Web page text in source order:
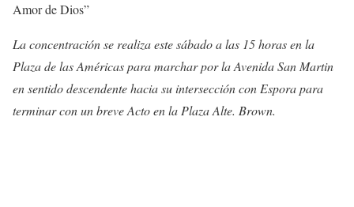
Amor de Dios”
La concentración se realiza este sábado a las 15 horas en la
Plaza de las Américas para marchar por la Avenida San Martin
en sentido descendente hacia su intersección con Espora para
terminar con un breve Acto en la Plaza Alte. Brown.